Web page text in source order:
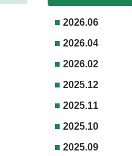
2026.06
2026.04
2026.02
2025.12
2025.11
2025.10
2025.09